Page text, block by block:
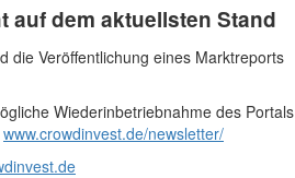
einer Kindertagesstätte mit 6 Kita
ist) entstehen. Mit
mehr als 100 Kitas). Das Projekt
auf dem aktuellsten Stand
die Veröffentlichung eines Marktreports
Wiederinbetriebnahme des Portals
www.crowdinvest.de/newsletter/